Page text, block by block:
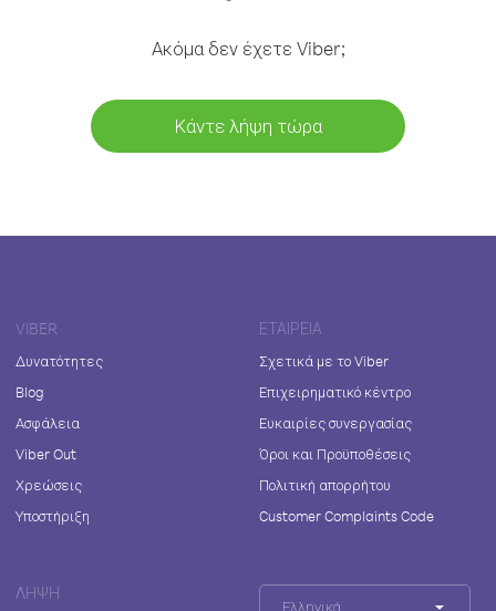
Ακόμα δεν έχετε Viber;
Κάντε λήψη τώρα
VIBER
Δυνατότητες
Blog
Ασφάλεια
Viber Out
Χρεώσεις
Υποστήριξη
ΕΤΑΙΡΕΊΑ
Σχετικά με το Viber
Επιχειρηματικό κέντρο
Ευκαιρίες συνεργασίας
Όροι και Προϋποθέσεις
Πολιτική απορρήτου
Customer Complaints Code
ΛΉΨΗ
Ελληνικά